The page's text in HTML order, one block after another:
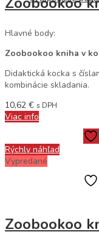
Hlavné body:
Zoobookoo kniha v
Didaktická kocka s
kombinácie skladania.
10,62 € s DPH
Viac info
Rýchly náhľad
Vypredané
Zoobookoo